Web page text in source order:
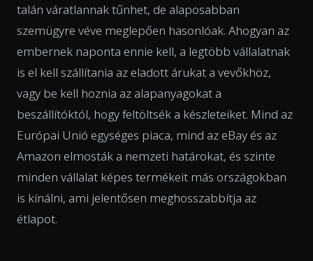
talán váratlannak tűnhet, de alaposabban
szemügyre véve meglepően hasonlóak. Ahogyan az
embernek naponta ennie kell, a legtöbb vállalatnak
is el kell szállítania az eladott árukat a vevőkhöz,
vagy be kell hoznia az alapanyagokat a
beszállítóktól, hogy feltöltsék a készleteiket. Mind az
Európai Unió egységes piaca, mind az eBay és az
Amazon elmosták a nemzeti határokat, és szinte
minden vállalat képes termékeit más országokban
is kínálni, ami jelentősen meghosszabbítja az
étlapot.